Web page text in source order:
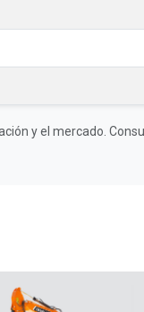
y el mercado.